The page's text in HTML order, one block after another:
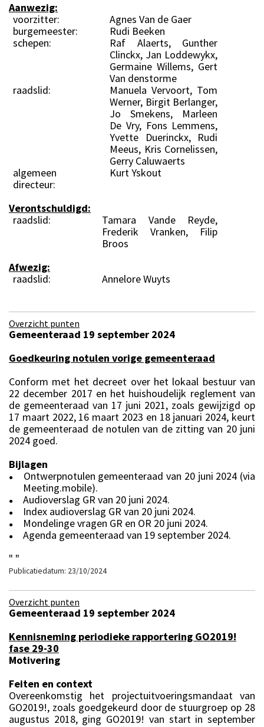
Aanwezig:
voorzitter:
Agnes Van de Gaer
burgemeester:
Rudi Beeken
schepen:
Raf Alaerts, Gunther
Clinckx, Jan Loddewykx,
Germaine Willems, Gert
Van denstorme
raadslid:
Manuela Vervoort, Tom
Werner, Birgit Berlanger,
Jo Smekens, Marleen
De Vry, Fons Lemmens,
Yvette Duerinckx, Rudi
Meeus, Kris Cornelissen,
Gerry Caluwaerts
algemeen
directeur:
Kurt Yskout
Verontschuldigd:
raadslid:
Tamara Vande Reyde,
Frederik Vranken, Filip
Broos
Afwezig:
raadslid:
Annelore Wuyts
Overzicht punten
Gemeenteraad 19 september 2024
Goedkeuring notulen vorige gemeenteraad
Conform met het decreet over het lokaal bestuur van
22 december 2017 en het huishoudelijk reglement van
de gemeenteraad van 17 juni 2021, zoals gewijzigd op
17 maart 2022, 16 maart 2023 en 18 januari 2024, keurt
de gemeenteraad de notulen van de zitting van 20 juni
2024 goed.
Bijlagen
●
Ontwerpnotulen gemeenteraad van 20 juni 2024 (via
Meeting.mobile).
● Audioverslag GR van 20 juni 2024.
● Index audioverslag GR van 20 juni 2024.
● Mondelinge vragen GR en OR 20 juni 2024.
●
Agenda gemeenteraad van 19 september 2024.
" "
Publicatiedatum: 23/10/2024
Overzicht punten
Gemeenteraad 19 september 2024
Kennisneming periodieke rapportering GO2019!
fase 29-30
Motivering
Feiten en context
Overeenkomstig het projectuitvoeringsmandaat van
GO2019!, zoals goedgekeurd door de stuurgroep op 28
augustus 2018, ging GO2019! van start in september